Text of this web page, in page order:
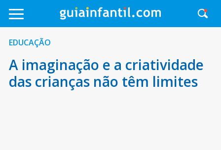
EDUCAÇÃO
A imaginação e a criatividade
das crianças não têm limites